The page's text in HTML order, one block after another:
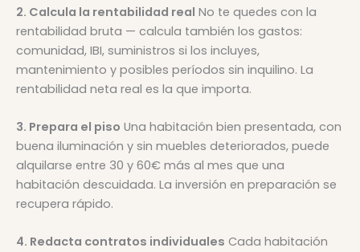
2. Calcula la rentabilidad real No te quedes con la
rentabilidad bruta — calcula también los gastos:
comunidad, IBI, suministros si los incluyes,
mantenimiento y posibles períodos sin inquilino. La
rentabilidad neta real es la que importa.
3. Prepara el piso Una habitación bien presentada, con
buena iluminación y sin muebles deteriorados, puede
alquilarse entre 30 y 60€ más al mes que una
habitación descuidada. La inversión en preparación se
recupera rápido.
4. Redacta contratos individuales Cada habitación